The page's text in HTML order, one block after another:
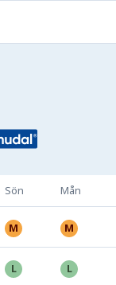
Sön Mån